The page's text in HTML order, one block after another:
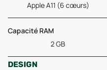
Apple A11 (6 cœurs)
Capacité RAM
2 GB
DESIGN